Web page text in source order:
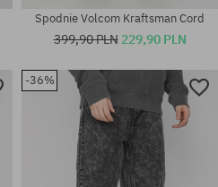
Dostępne rozmiary:
29; 30; 31
Spodnie Volcom Kraftsman Cord
399,90 PLN 229,90 PLN
-36%